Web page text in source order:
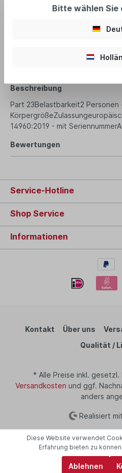
Beschreibung
Part 23Belastbarkeit2 Personen
14960:2019 - mit
Bewertungen
Service-Hotline
Shop Service
Informationen
Kontakt Über uns
Qualität /
* Alle Preise inkl.
Versandkosten und ggf.
anders
Realisiert
Diese Website verwendet
Erfahrung bieten zu können.
Ablehnen
Bitte wählen Sie